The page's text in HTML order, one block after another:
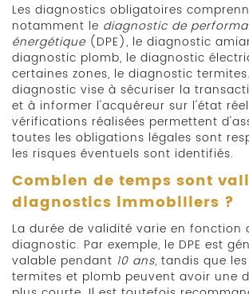
Les diagnostics obligatoires
notamment le diagnostic de
énergétique (DPE), le diagnostic
diagnostic plomb, le diagnostic
certaines zones, le diagnostic
diagnostic vise à sécuriser la
et à informer l'acquéreur sur l'état
vérifications réalisées permettent
toutes les obligations légales sont
les risques éventuels sont identifiés.
Combien de temps sont
diagnostics immobiliers ?
La durée de validité varie en fonction
diagnostic. Par exemple, le DPE est
valable pendant 10 ans, tandis que
termites et plomb peuvent avoir une